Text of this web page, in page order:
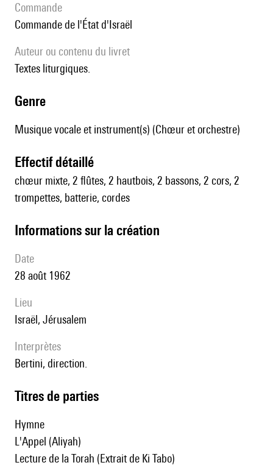
Commande
commande de l'État d'Israël
Auteur ou contenu du livret
Textes liturgiques.
genre
Musique vocale et instrument(s) (Chœur et orchestre)
effectif détaillé
chœur mixte, 2 flûtes, 2 hautbois, 2 bassons, 2 cors, 2
trompettes, batterie, cordes
informations sur la création
date
28 août 1962
lieu
Israël, Jérusalem
interprètes
Bertini, direction.
Titres de parties
Hymne
L'Appel (Aliyah)
Lecture de la Torah (Extrait de Ki Tabo)